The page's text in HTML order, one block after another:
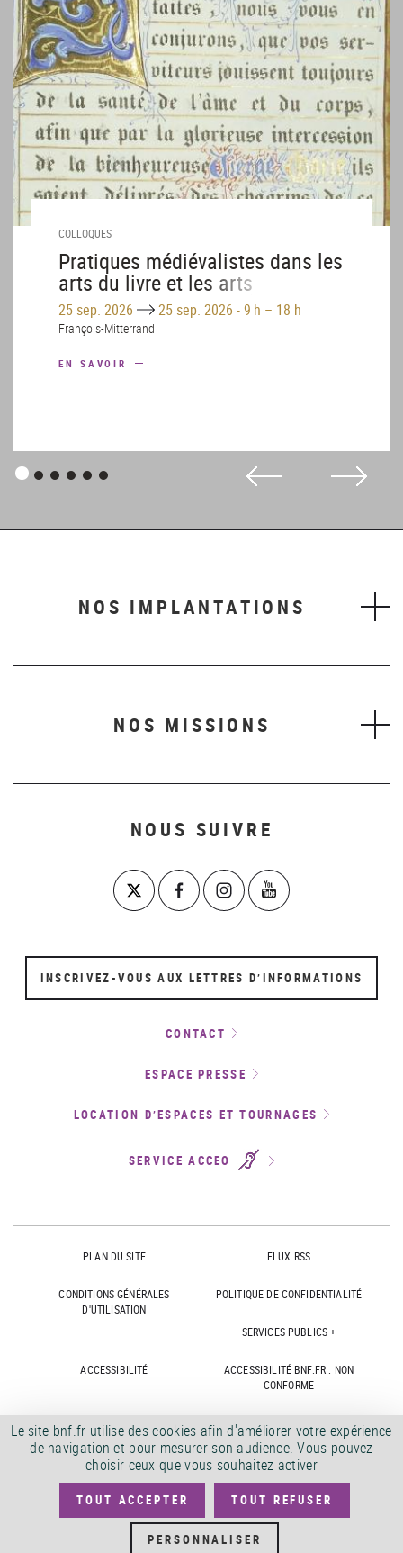
COLLOQUES
Pratiques médiévalistes dans les
arts du livre et les arts
décoratifs (1800-1950)
25 sep. 2026 Until25 sep. 2026 -9 h – 18 h
François-Mitterrand
EN SAVOIR
Panneau
Panneau
Panneau
Panneau
Panneau
Panneau
NOS IMPLANTATIONS
NOS MISSIONS
NOUS SUIVRE
INSCRIVEZ-VOUS AUX LETTRES D’INFORMATIONS
CONTACT
ESPACE PRESSE
LOCATION D’ESPACES ET TOURNAGES
SERVICE ACCEO
PLAN DU SITE FLUX RSS
CONDITIONS GÉNÉRALES
D'UTILISATION
POLITIQUE DE CONFIDENTIALITÉ
SERVICES PUBLICS +
ACCESSIBILITÉ
ACCESSIBILITÉ BNF.FR : NON
CONFORME
MARCHÉS PUBLICS OFFRES D'EMPLOI
DÉMATÉRIALISATION FACTURES CRÉDITS
©
Le site bnf.fr utilise des cookies afin d'améliorer votre expérience
de navigation et pour mesurer son audience. Vous pouvez
choisir ceux que vous souhaitez activer
TOUT ACCEPTER TOUT REFUSER
PERSONNALISER